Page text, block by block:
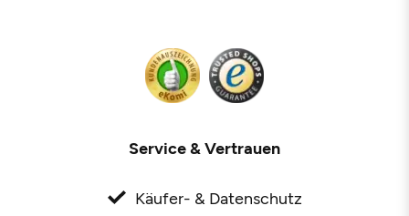
Service & Vertrauen
Käufer- & Datenschutz